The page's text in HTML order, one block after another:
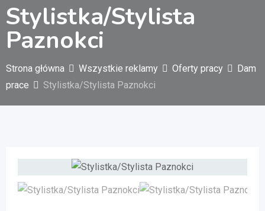
Stylistka/Stylista
Paznokci
Strona główna Wszystkie reklamy Oferty pracy
Dam
prace
Stylistka/Stylista Paznokci